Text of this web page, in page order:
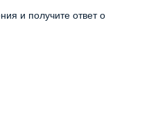
и получите ответ о